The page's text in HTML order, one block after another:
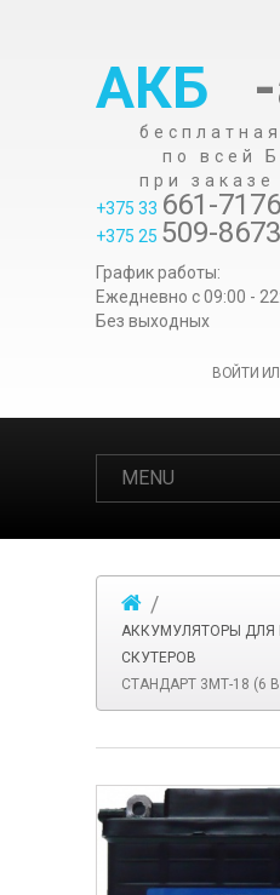
АКБ
по всей
при заказе
+375 33 661-7176
+375 25 509-8673
График работы:
Ежедневно c 09:00 -
Без выходных
ВОЙТИ
MENU
АККУМУЛЯТОРЫ ДЛЯ
СКУТЕРОВ
СТАНДАРТ 3МТ-18 (6